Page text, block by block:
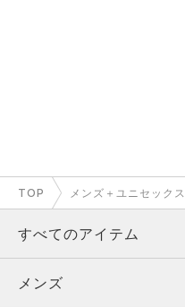
TOP メンズ＋ユニセックス
すべてのアイテム
メンズ
メンズ